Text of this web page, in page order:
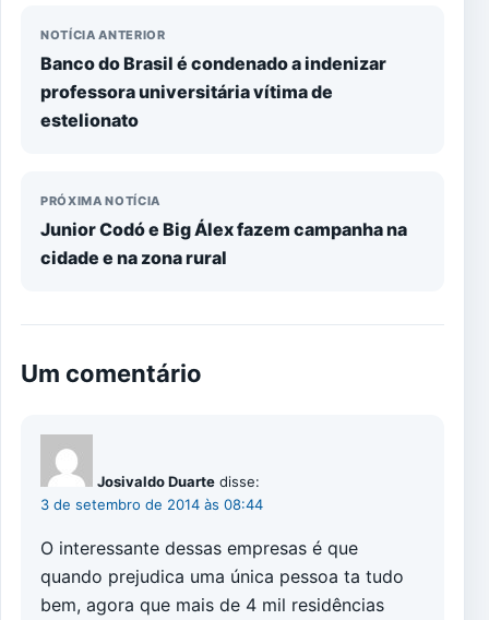
NOTÍCIA ANTERIOR
Banco do Brasil é condenado a indenizar
professora universitária vítima de
estelionato
PRÓXIMA NOTÍCIA
Junior Codó e Big Álex fazem campanha na
cidade e na zona rural
Um comentário
Josivaldo Duarte disse:
3 de setembro de 2014 às 08:44
O interessante dessas empresas é que
quando prejudica uma única pessoa ta tudo
bem, agora que mais de 4 mil residências